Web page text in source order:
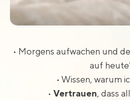
• Morgens aufwachen und
auf
• Wissen, warum
• Vertrauen, dass